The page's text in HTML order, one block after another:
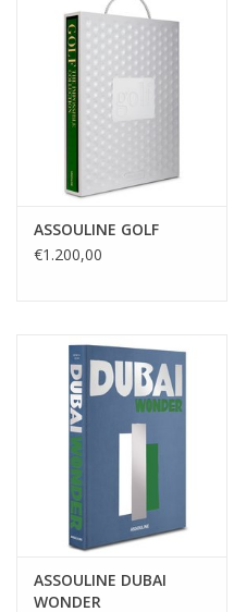
ASSOULINE GOLF
€1.200,00
ASSOULINE DUBAI
WONDER